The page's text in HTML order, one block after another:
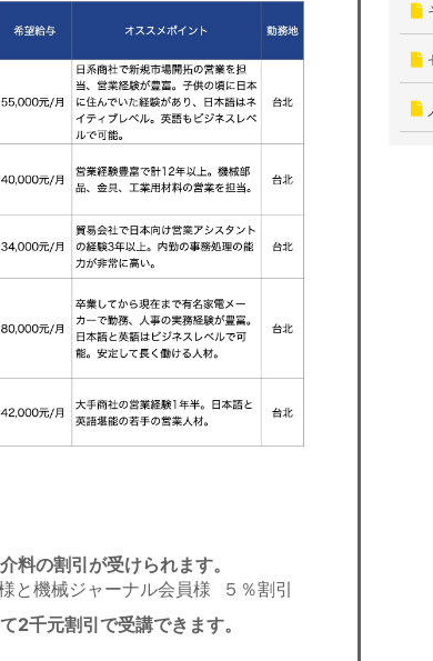
料の割引が受けられます。
と機械ジャーナル会員様 ５％割引
2千元割引で受講できます。